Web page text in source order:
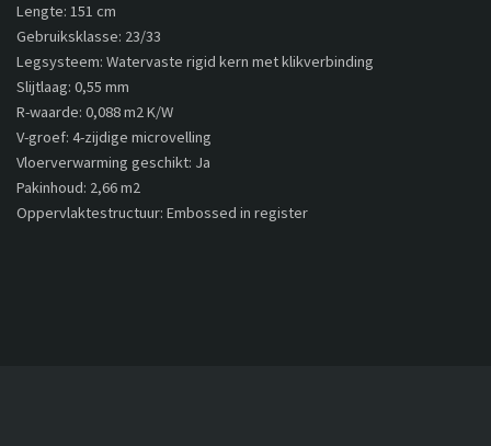
Lengte: 151 cm
Gebruiksklasse: 23/33
Legsysteem: Watervaste rigid kern met klikverbinding
Slijtlaag: 0,55 mm
R-waarde: 0,088 m2 K/W
V-groef: 4-zijdige microvelling
Vloerverwarming geschikt: Ja
Pakinhoud: 2,66 m2
Oppervlaktestructuur: Embossed in register